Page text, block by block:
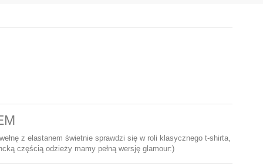
z elastanem świetnie sprawdzi się w roli klasycznego t-shirta,
częścią odzieży mamy pełną wersję glamour:)